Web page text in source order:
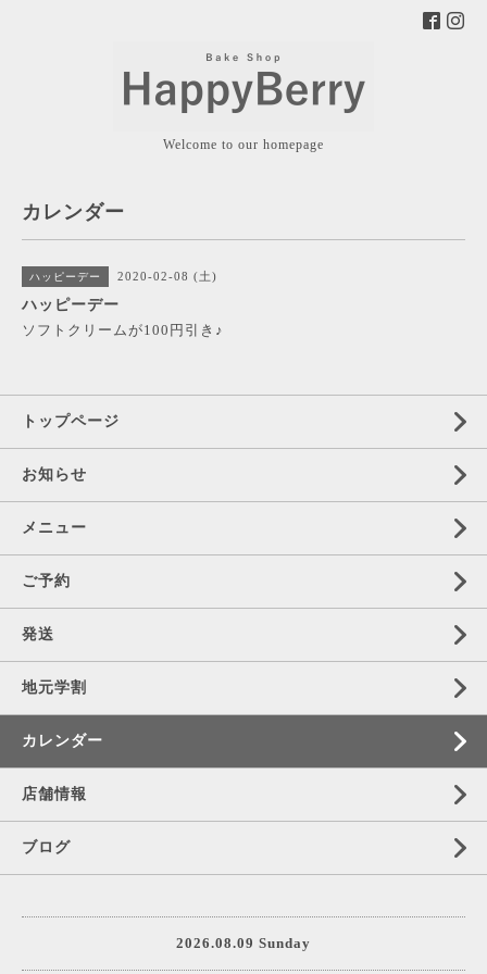
Welcome to our homepage
カレンダー
ハッピーデー 2020-02-08 (土)
ハッピーデー
ソフトクリームが100円引き♪
トップページ
お知らせ
メニュー
ご予約
発送
地元学割
カレンダー
店舗情報
ブログ
2026.08.09 Sunday